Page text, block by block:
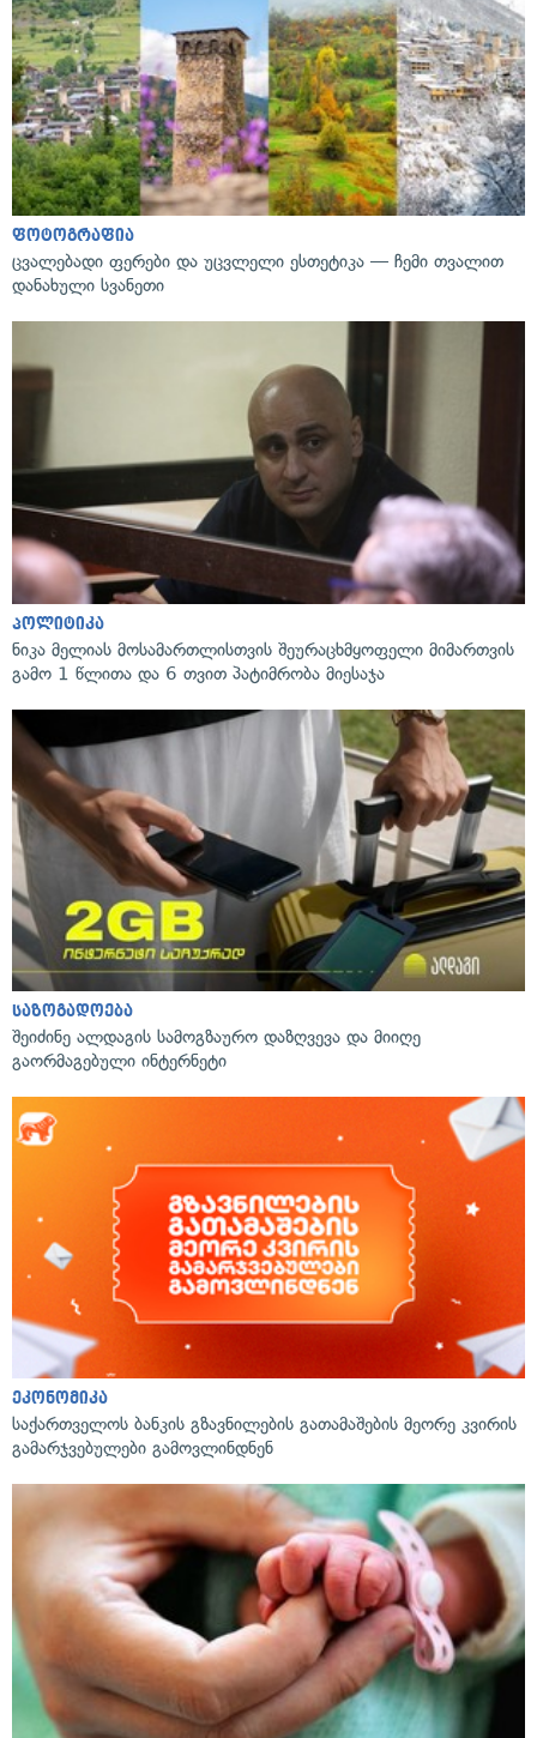
ფოტოგრაფია
ცვალებადი ფერები და უცვლელი ესთეტიკა — ჩემი თვალით
დანახული სვანეთი
პოლიტიკა
ნიკა მელიას მოსამართლისთვის შეურაცხმყოფელი მიმართვის
გამო 1 წლითა და 6 თვით პატიმრობა მიესაჯა
საზოგადოება
შეიძინე ალდაგის სამოგზაურო დაზღვევა და მიიღე
გაორმაგებული ინტერნეტი
ეკონომიკა
საქართველოს ბანკის გზავნილების გათამაშების მეორე კვირის
გამარჯვებულები გამოვლინდნენ